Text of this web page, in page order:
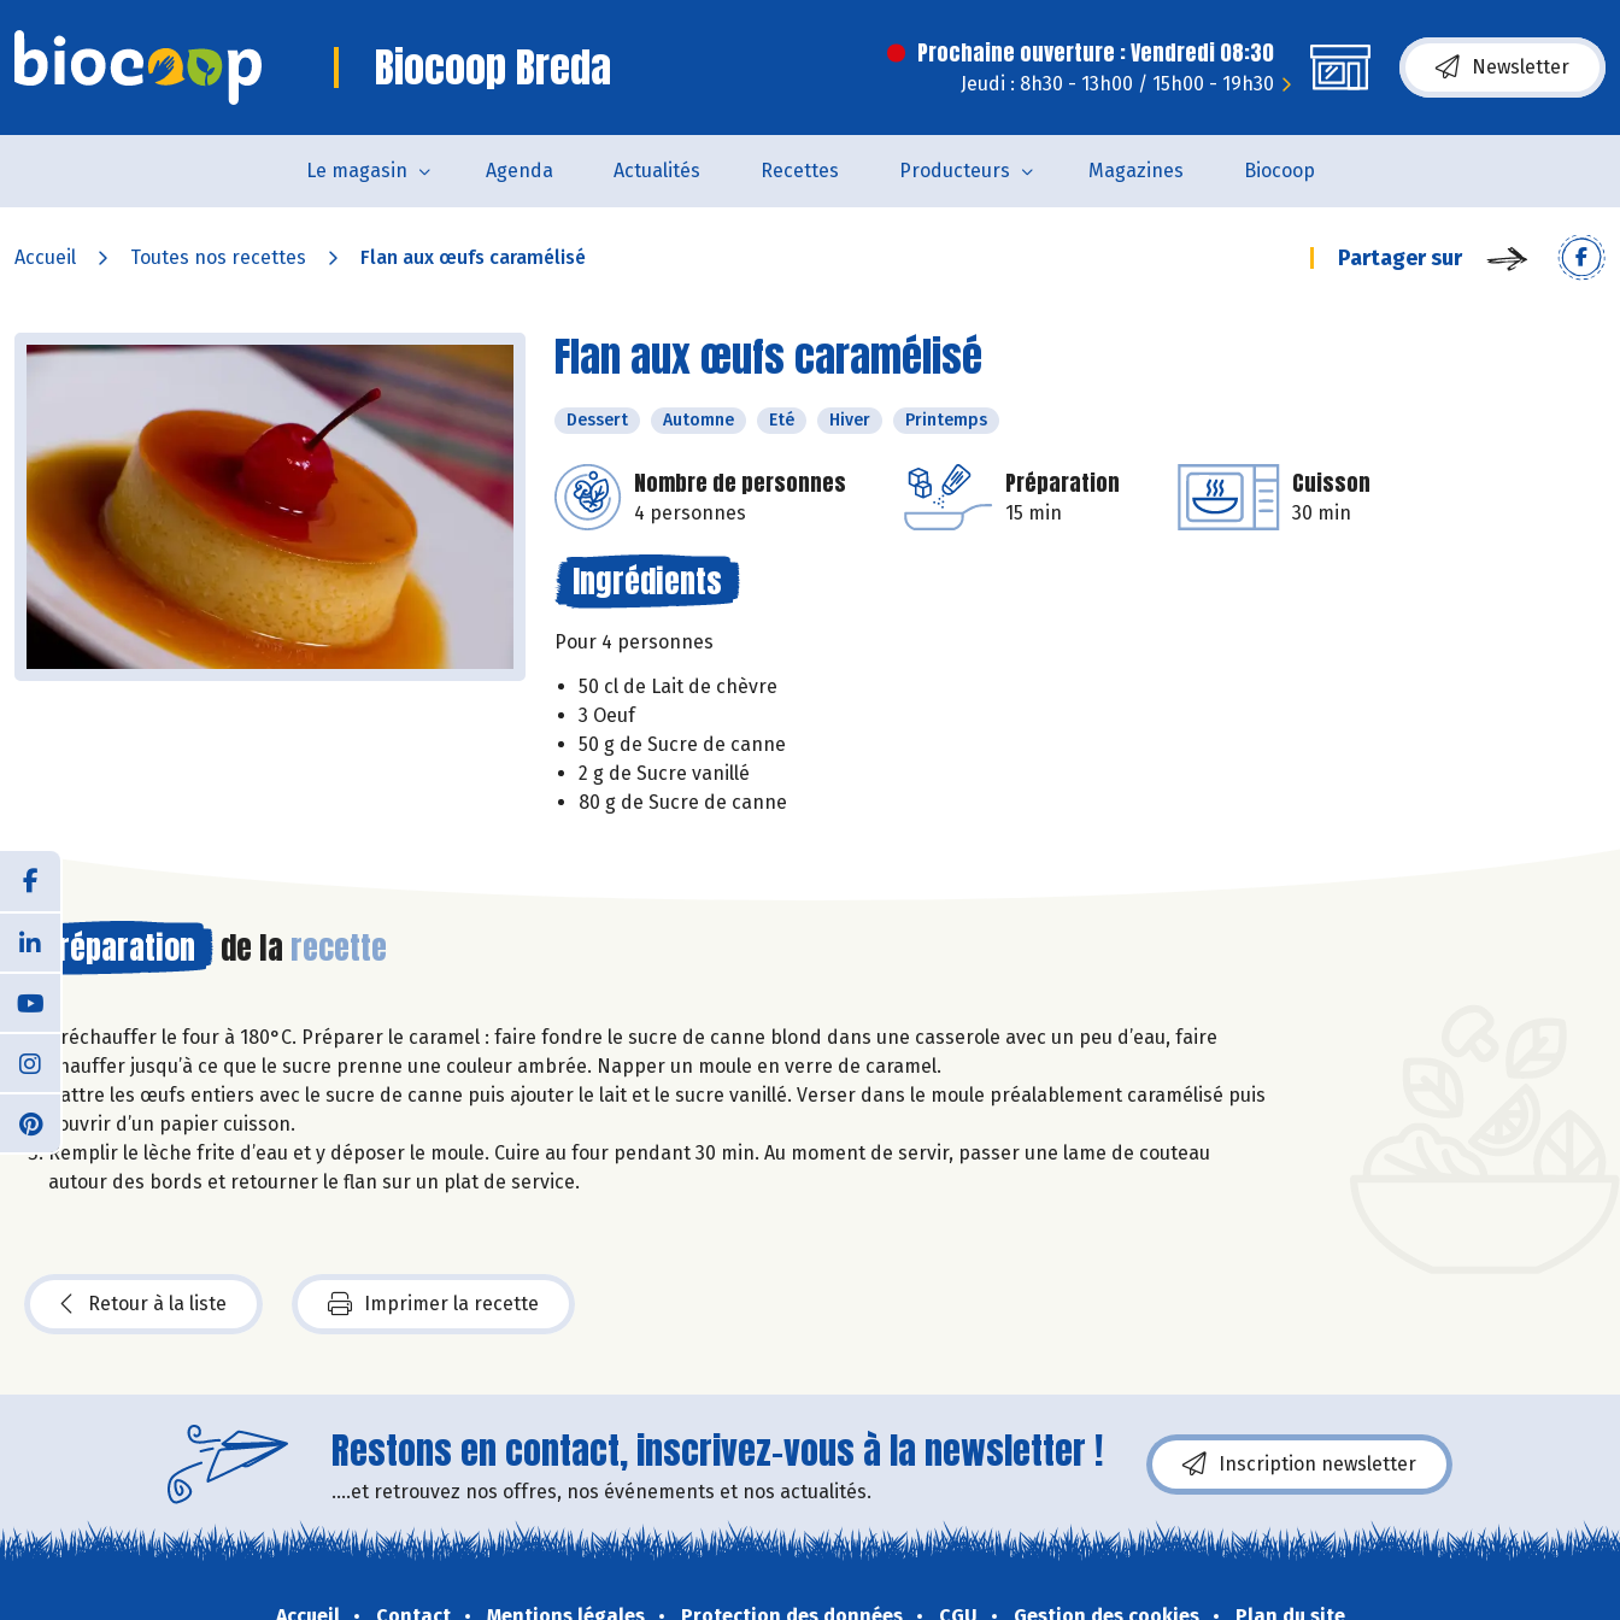
Biocoop Breda Prochaine ouverture : Vendredi 08:30
Jeudi : 8h30 - 13h00 / 15h00 - 19h30
Newsletter
Le magasin Agenda Actualités Recettes Producteurs Magazines Biocoop
Accueil Toutes nos recettes Flan aux œufs caramélisé Partager sur
Flan aux œufs caramélisé
Dessert Automne Eté Hiver Printemps
Nombre de personnes
4 personnes
Préparation
15 min
Cuisson
30 min
Ingrédients
Pour 4 personnes
50 cl de Lait de chèvre
3 Oeuf
50 g de Sucre de canne
2 g de Sucre vanillé
80 g de Sucre de canne
Préparation de la recette
Préchauffer le four à 180°C. Préparer le caramel : faire fondre le sucre de canne blond dans une casserole avec un peu d’eau, faire
chauffer jusqu’à ce que le sucre prenne une couleur ambrée. Napper un moule en verre de caramel.
Battre les œufs entiers avec le sucre de canne puis ajouter le lait et le sucre vanillé. Verser dans le moule préalablement caramélisé puis
couvrir d’un papier cuisson.
Remplir le lèche frite d’eau et y déposer le moule. Cuire au four pendant 30 min. Au moment de servir, passer une lame de couteau
autour des bords et retourner le flan sur un plat de service.
Retour à la liste Imprimer la recette
Restons en contact, inscrivez-vous à la newsletter !
....et retrouvez nos offres, nos événements et nos actualités.
Inscription newsletter